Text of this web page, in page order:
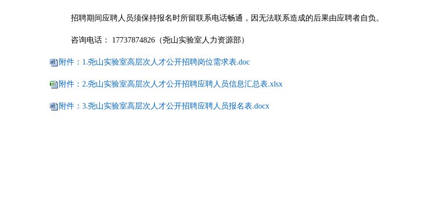
招聘期间应聘人员须保持报名时所留联系电话畅通，因无法联系造成的后果由应聘者自负。
咨询电话： 17737874826 （尧山实验室人力资源部）
附件：1.尧山实验室高层次人才公开招聘岗位需求表.doc
附件：2.尧山实验室高层次人才公开招聘应聘人员信息汇总表.xlsx
附件：3.尧山实验室高层次人才公开招聘应聘人员报名表.docx